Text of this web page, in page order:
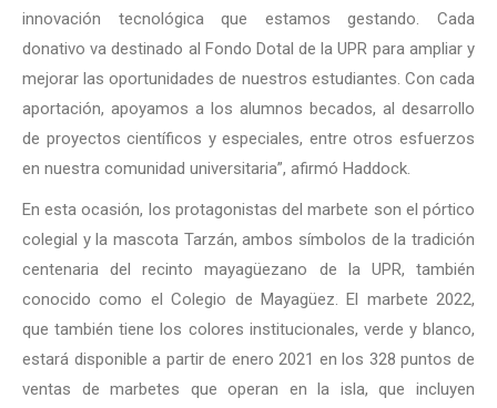
innovación tecnológica que estamos gestando. Cada
donativo va destinado al Fondo Dotal de la UPR para ampliar y
mejorar las oportunidades de nuestros estudiantes. Con cada
aportación, apoyamos a los alumnos becados, al desarrollo
de proyectos científicos y especiales, entre otros esfuerzos
en nuestra comunidad universitaria”, afirmó Haddock.
En esta ocasión, los protagonistas del marbete son el pórtico
colegial y la mascota Tarzán, ambos símbolos de la tradición
centenaria del recinto mayagüezano de la UPR, también
conocido como el Colegio de Mayagüez. El marbete 2022,
que también tiene los colores institucionales, verde y blanco,
estará disponible a partir de enero 2021 en los 328 puntos de
ventas de marbetes que operan en la isla, que incluyen